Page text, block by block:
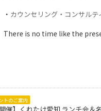
・ カウンセリング・コンサル
There is no time like the
トのご案内
催】くれたけ愛知 ランチ会